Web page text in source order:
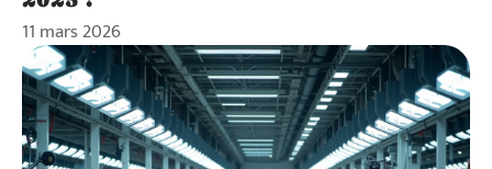
11 mars 2026